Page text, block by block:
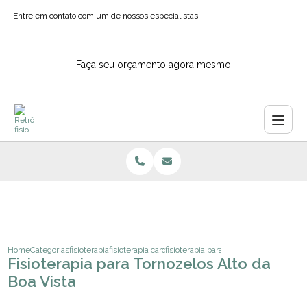
Entre em contato com um de nossos especialistas!
Faça seu orçamento agora mesmo
HomeCategoriasfisioterapiafisioterapia cardiologicafisioterapia para tornozelos alto da boa
Fisioterapia para Tornozelos Alto da
Boa Vista